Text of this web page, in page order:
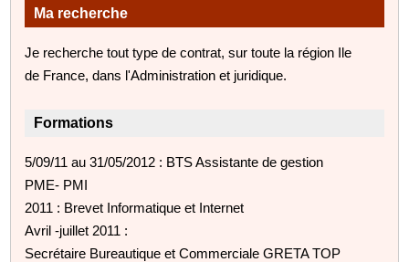
Ma recherche
Je recherche tout type de contrat, sur toute la région Ile
de France, dans l'Administration et juridique.
Formations
5/09/11 au 31/05/2012 : BTS Assistante de gestion
PME- PMI
2011 : Brevet Informatique et Internet
Avril -juillet 2011 :
Secrétaire Bureautique et Commerciale GRETA TOP